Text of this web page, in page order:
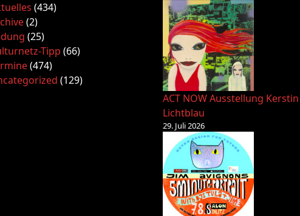
(434)
(2)
(25)
Tipp (66)
(474)
(129)
ACT NOW Ausstellung Kerstin
Lichtblau
29. Juli 2026